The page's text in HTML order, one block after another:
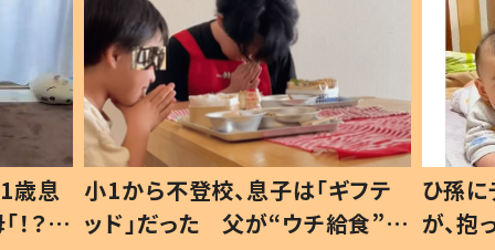
歳息
？」
小1から不登校、息子は「ギフテ
ッド」だった 父が“ウチ給食”を
ひ孫
が、